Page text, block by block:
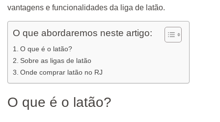
vantagens e funcionalidades da liga de latão.
O que abordaremos neste artigo:
O que é o latão?
Sobre as ligas de latão
Onde comprar latão no RJ
O que é o latão?